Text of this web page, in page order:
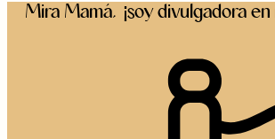
Mira Mamá, ¡soy divulgadora en